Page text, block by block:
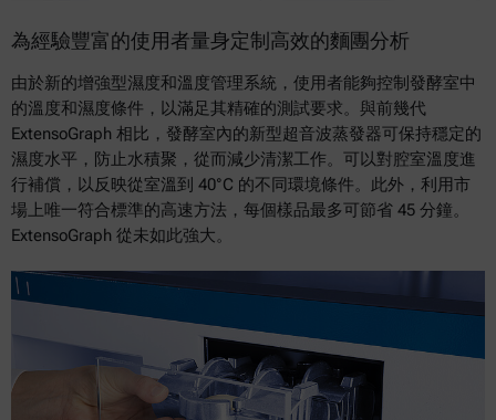
為經驗豐富的使用者量身定制高效的麵團分析
由於新的增強型濕度和溫度管理系統，使用者能夠控制發酵室中
的溫度和濕度條件，以滿足其精確的測試要求。與前幾代
ExtensoGraph 相比，發酵室內的新型超音波蒸發器可保持穩定的
濕度水平，防止水積聚，從而減少清潔工作。可以對腔室溫度進
行補償，以反映從室溫到 40°C 的不同環境條件。此外，利用市
場上唯一符合標準的高速方法，每個樣品最多可節省 45 分鐘。
ExtensoGraph 從未如此強大。